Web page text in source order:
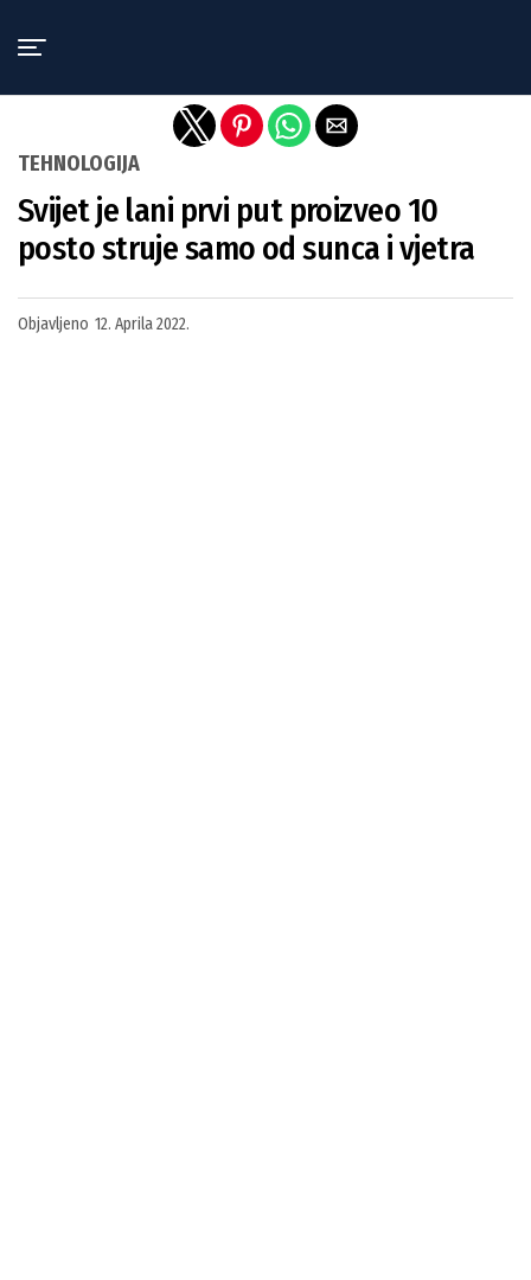
TEHNOLOGIJA
Svijet je lani prvi put proizveo 10
posto struje samo od sunca i vjetra
Objavljeno 12. Aprila 2022.